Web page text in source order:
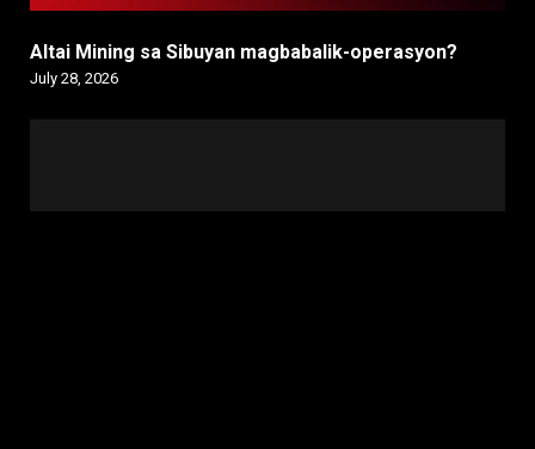
Altai Mining sa Sibuyan magbabalik-operasyon?
July 28, 2026